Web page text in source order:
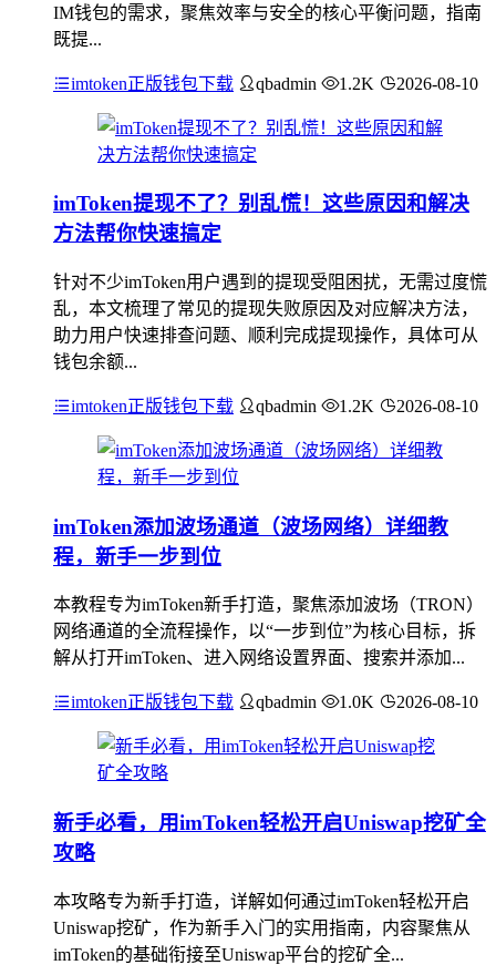
IM钱包的需求，聚焦效率与安全的核心平衡问题，指南
既提...
imtoken正版钱包下载 qbadmin 1.2K 2026-08-10
imToken提现不了？别乱慌！这些原因和解决
方法帮你快速搞定
针对不少imToken用户遇到的提现受阻困扰，无需过度慌
乱，本文梳理了常见的提现失败原因及对应解决方法，
助力用户快速排查问题、顺利完成提现操作，具体可从
钱包余额...
imtoken正版钱包下载 qbadmin 1.2K 2026-08-10
imToken添加波场通道（波场网络）详细教
程，新手一步到位
本教程专为imToken新手打造，聚焦添加波场（TRON）
网络通道的全流程操作，以“一步到位”为核心目标，拆
解从打开imToken、进入网络设置界面、搜索并添加...
imtoken正版钱包下载 qbadmin 1.0K 2026-08-10
新手必看，用imToken轻松开启Uniswap挖矿全
攻略
本攻略专为新手打造，详解如何通过imToken轻松开启
Uniswap挖矿，作为新手入门的实用指南，内容聚焦从
imToken的基础衔接至Uniswap平台的挖矿全...